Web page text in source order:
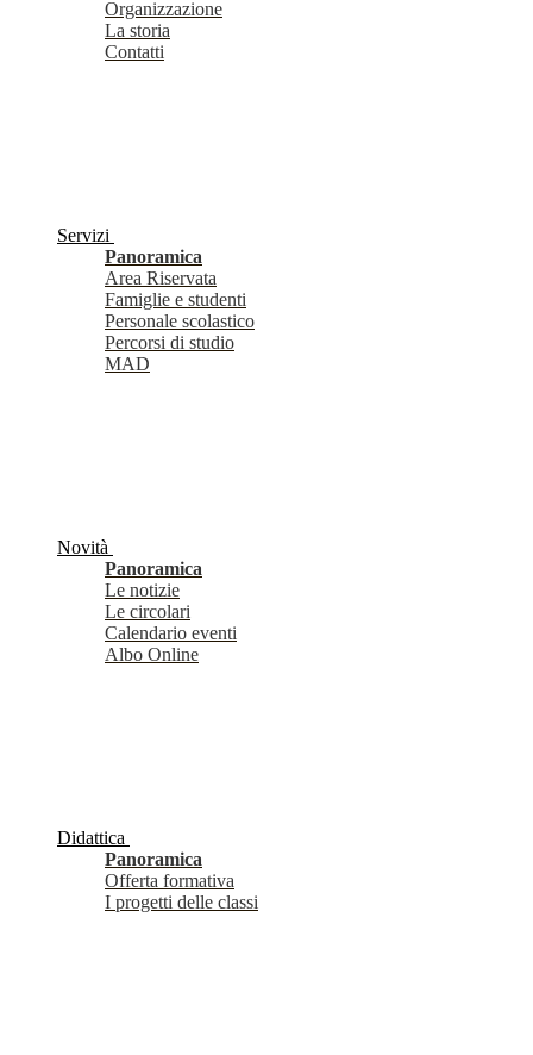
Organizzazione
La storia
Contatti
Servizi
Panoramica
Area Riservata
Famiglie e studenti
Personale scolastico
Percorsi di studio
MAD
Novità
Panoramica
Le notizie
Le circolari
Calendario eventi
Albo Online
Didattica
Panoramica
Offerta formativa
I progetti delle classi